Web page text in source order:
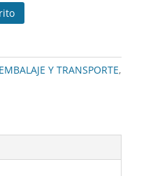
EMBALAJE Y TRANSPORTE,